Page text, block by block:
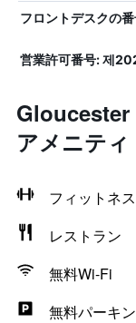
フロントデスクの
営業許可番号: 제
Gloucester
アメニティ
フィットネ
レストラン
無料Wi-Fi
無料パーキ